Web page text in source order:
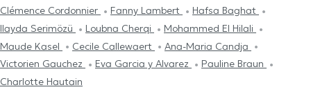
Clémence Cordonnier
Fanny Lambert
Hafsa Baghat
Ilayda Serimözü
Loubna Cherqi
Mohammed El Hilali
Maude Kasel
Cecile Callewaert
Ana-Maria Candja
Victorien Gauchez
Eva Garcia y Alvarez
Pauline Braun
Charlotte Hautain